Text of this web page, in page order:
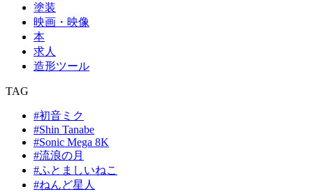
塗装
映画・映像
本
求人
造形ツール
TAG
#初音ミク
#Shin Tanabe
#Sonic Mega 8K
#流浪の月
#ふとましいねこ
#ねんど星人